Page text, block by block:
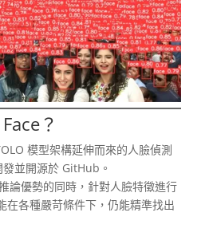
？
模型架構延伸而來的人臉偵測
並開源於 GitHub。
論優勢的同時，針對人臉特徵進行
在各種嚴苛條件下，仍能精準找出